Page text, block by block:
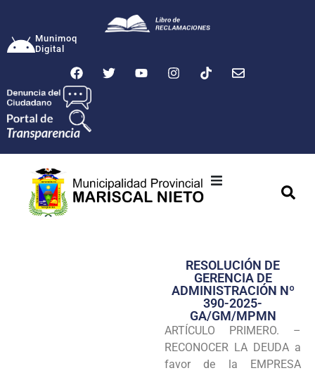
Munimoq
Digital
Transparencia
Seguridad
Programas
Intranet
RESOLUCIÓN DE
GERENCIA DE
ADMINISTRACIÓN Nº
390-2025-
GA/GM/MPMN
ARTÍCULO PRIMERO. –
RECONOCER LA DEUDA a
favor de la EMPRESA